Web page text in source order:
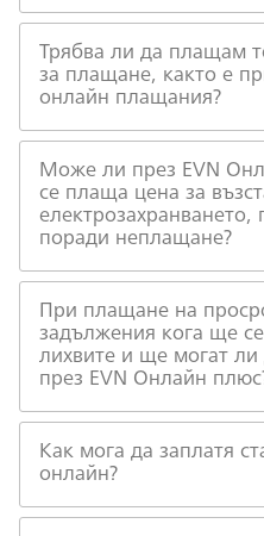
Трябва ли да плащам
за плащане, както е
онлайн плащания?
Може ли през EVN
се плаща цена за
електрозахранването,
поради неплащане?
При плащане на
задължения кога ще
лихвите и ще могат ли
през EVN Онлайн
Как мога да заплатя
онлайн?